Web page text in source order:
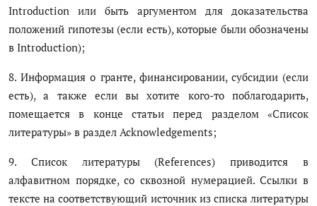
Introduction или быть аргументом для доказательства
положений гипотезы (если есть), которые были обозначены
в Introduction);
8. Информация о гранте, финансировании, субсидии (если
есть), а также если вы хотите кого-то поблагодарить,
помещается в конце статьи перед разделом «Список
литературы» в раздел Acknowledgements;
9. Список литературы (References) приводится в
алфавитном порядке, со сквозной нумерацией. Ссылки в
тексте на соответствующий источник из списка литературы